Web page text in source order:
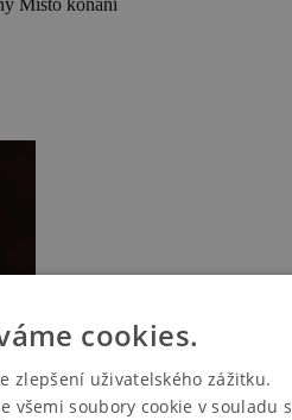
cookies.
zlepšení uživatelského zážitku.
všemi soubory cookie v souladu s